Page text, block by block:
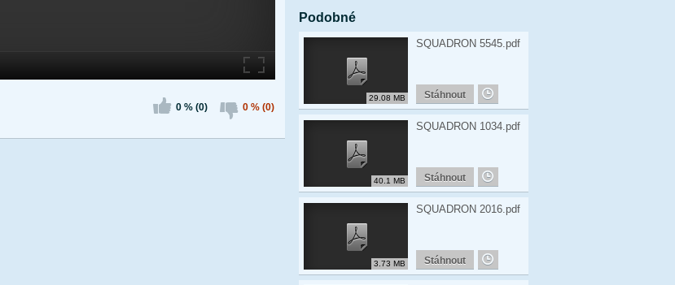
0 % (0) 0 % (0)
Podobné
29.08 MB
SQUADRON 5545.pdf
Stáhnout
40.1 MB
SQUADRON 1034.pdf
Stáhnout
3.73 MB
SQUADRON 2016.pdf
Stáhnout